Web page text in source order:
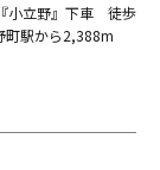
小立野』下車 徒歩
町駅から2,388m